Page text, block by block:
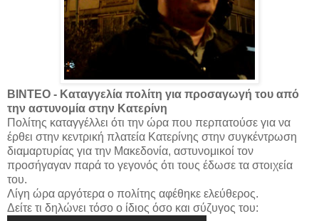
ΒΙΝΤΕΟ - Καταγγελία πολίτη για προσαγωγή του από
την αστυνομία στην Κατερίνη
Πολίτης καταγγέλλει ότι την ώρα που περπατούσε για να
έρθει στην κεντρική πλατεία Κατερίνης στην συγκέντρωση
διαμαρτυρίας για την Μακεδονία, αστυνομικοί τον
προσήγαγαν παρά το γεγονός ότι τους έδωσε τα στοιχεία
του.
Λίγη ώρα αργότερα ο πολίτης αφέθηκε ελεύθερος.
Δείτε τι δηλώνει τόσο ο ίδιος όσο και σύζυγος του: